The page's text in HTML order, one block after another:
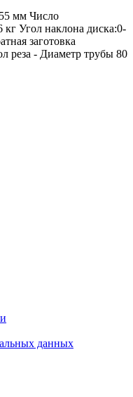
мм Число
Угол наклона диска:0-
заготовка
реза - Диаметр трубы 80
данных